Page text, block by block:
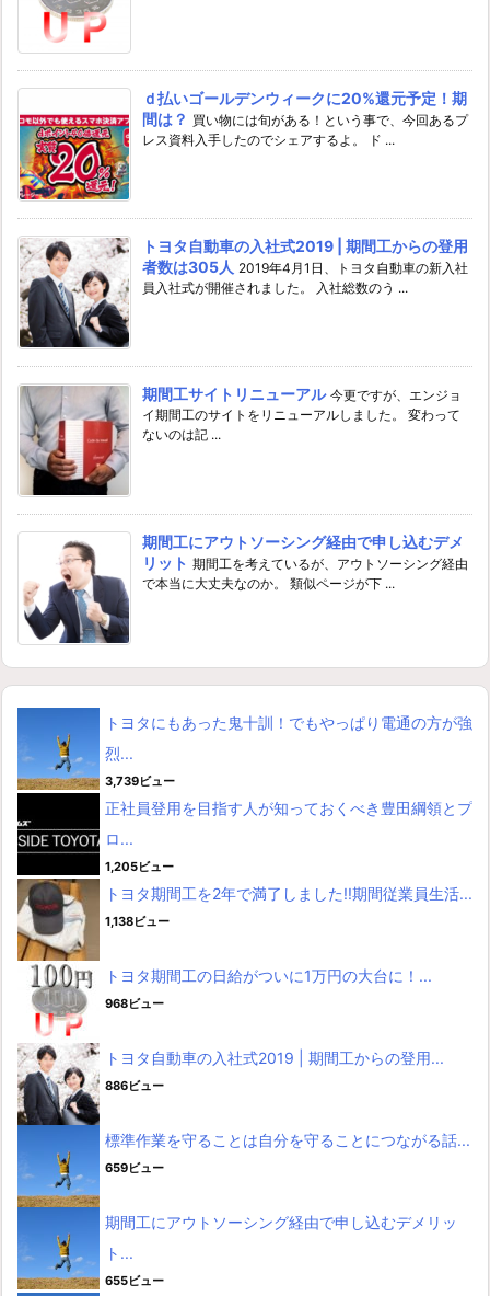
ｄ払いゴールデンウィークに20%還元予定！期
間は？ 買い物には旬がある！という事で、今回あるプ
レス資料入手したのでシェアするよ。 ド ...
トヨタ自動車の入社式2019 | 期間工からの登用
者数は305人 2019年4月1日、トヨタ自動車の新入社
員入社式が開催されました。 入社総数のう ...
期間工サイトリニューアル 今更ですが、エンジョ
イ期間工のサイトをリニューアルしました。 変わって
ないのは記 ...
期間工にアウトソーシング経由で申し込むデメ
リット 期間工を考えているが、アウトソーシング経由
で本当に大丈夫なのか。 類似ページが下 ...
トヨタにもあった鬼十訓！でもやっぱり電通の方が強
烈...
3,739ビュー
正社員登用を目指す人が知っておくべき豊田綱領とプ
ロ...
1,205ビュー
トヨタ期間工を2年で満了しました!!期間従業員生活...
1,138ビュー
トヨタ期間工の日給がついに1万円の大台に！...
968ビュー
トヨタ自動車の入社式2019 | 期間工からの登用...
886ビュー
標準作業を守ることは自分を守ることにつながる話...
659ビュー
期間工にアウトソーシング経由で申し込むデメリッ
ト...
655ビュー